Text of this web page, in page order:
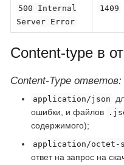
500 Internal
Server Error
1409
Content-type в
Content-Type ответов:
application/json
ошибки, и файлов
содержимого);
application/octet-
ответ на запрос на